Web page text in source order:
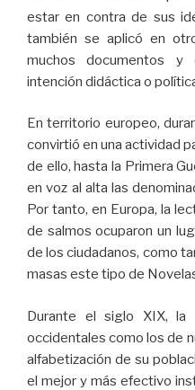
estar en contra de sus
también se aplicó en
muchos documentos y
intención didáctica o
En territorio europeo,
convirtió en una actividad
de ello, hasta la Primera
en voz al alta las
Por tanto, en Europa, la
de salmos ocuparon un
de los ciudadanos, como
masas este tipo de
Durante el siglo XIX,
occidentales como los de
alfabetización de su
el mejor y más efectivo